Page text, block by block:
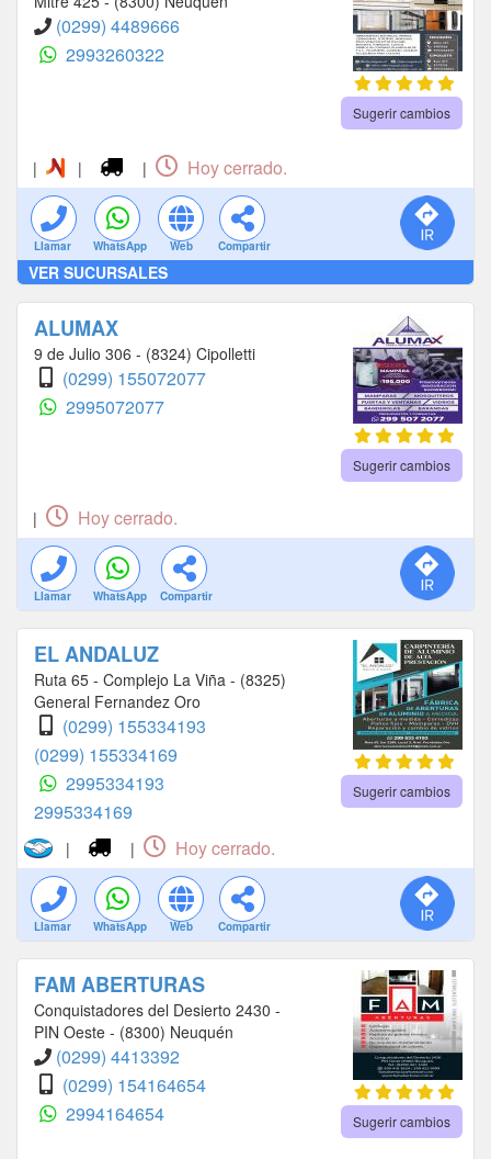
(0299) 4489666
2993260322
Sugerir cambios
| | | Hoy cerrado.
Llamar WhatsApp Web Compartir
VER SUCURSALES
ALUMAX
9 de Julio 306 - (8324) Cipolletti
(0299) 155072077
2995072077
Sugerir cambios
| Hoy cerrado.
Llamar WhatsApp Compartir
EL ANDALUZ
Ruta 65 - Complejo La Viña - (8325)
General Fernandez Oro
(0299) 155334193
(0299) 155334169
2995334193
2995334169
Sugerir cambios
| | Hoy cerrado.
Llamar WhatsApp Web Compartir
FAM ABERTURAS
Conquistadores del Desierto 2430 -
PIN Oeste - (8300) Neuquén
(0299) 4413392
(0299) 154164654
2994164654
Sugerir cambios